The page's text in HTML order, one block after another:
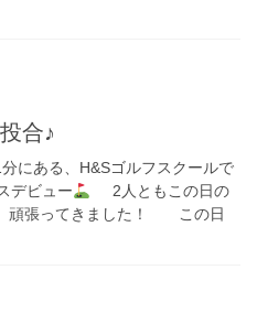
合♪
にある、H&Sゴルフスクールで
デビュー
2人ともこの日の
頑張ってきました！ この日